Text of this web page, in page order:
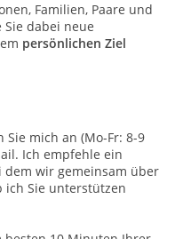
Familien, Paare und
dabei neue
persönlichen Ziel
mich an (Mo-Fr: 8-9
Ich empfehle ein
dem wir gemeinsam über
ich Sie unterstützen